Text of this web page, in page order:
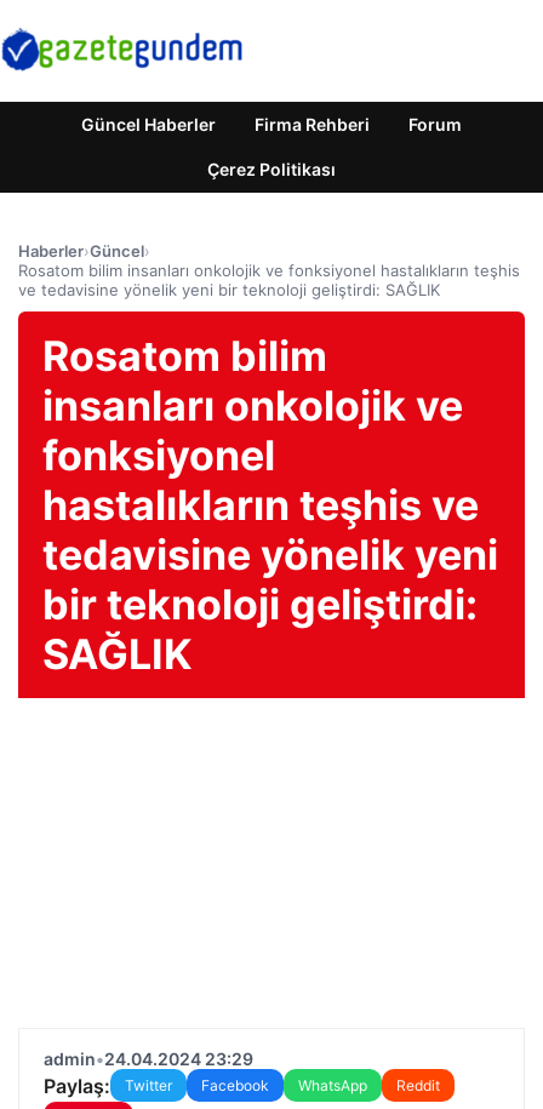
Güncel Haberler Firma Rehberi Forum
Çerez Politikası
Haberler›Güncel›
Rosatom bilim insanları onkolojik ve fonksiyonel hastalıkların teşhis
ve tedavisine yönelik yeni bir teknoloji geliştirdi: SAĞLIK
Rosatom bilim
insanları onkolojik ve
fonksiyonel
hastalıkların teşhis ve
tedavisine yönelik yeni
bir teknoloji geliştirdi:
SAĞLIK
admin•24.04.2024 23:29
Paylaş: Twitter Facebook WhatsApp
Reddit